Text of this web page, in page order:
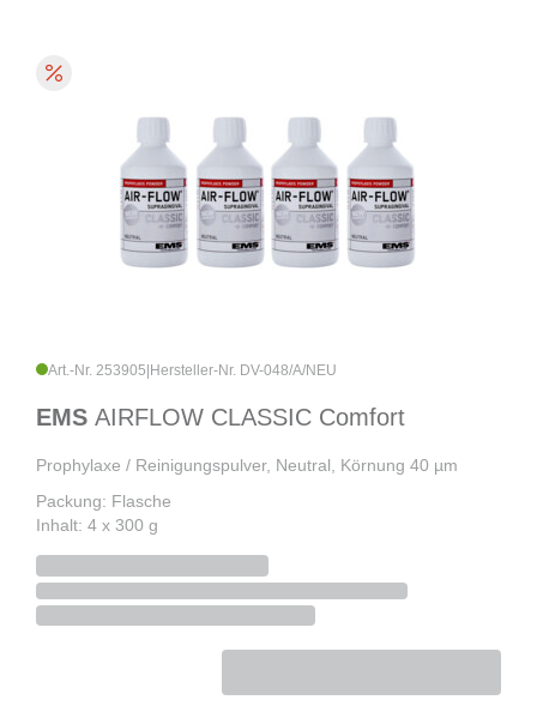
Art.-Nr. 253905 Hersteller-Nr. DV-048/A/NEU
EMS AIRFLOW CLASSIC Comfort
Prophylaxe / Reinigungspulver, Neutral, Körnung 40 µm
Packung: Flasche
Inhalt: 4 x 300 g